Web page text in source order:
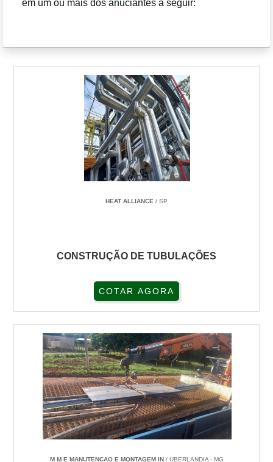
em um ou mais dos anuciantes a seguir:
HEAT ALLIANCE / SP
CONSTRUÇÃO DE TUBULAÇÕES
COTAR AGORA
M M E MANUTENCAO E MONTAGEM IN/ UBERLANDIA - MG